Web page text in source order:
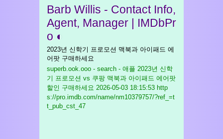
Barb Willis - Contact Info,
Agent, Manager | IMDbPr
o ◐
2023년 신학기 프로모션 맥북과 아이패드 에
어팟 구매하세요
superb.ook.ooo - search - 애플 2023년 신학
기 프로모션 vs 쿠팡 맥북과 아이패드 에어팟
할인 구매하세요 2026-05-03 18:15:53 http
s://pro.imdb.com/name/nm10379757/?ref_=t
t_pub_cst_47